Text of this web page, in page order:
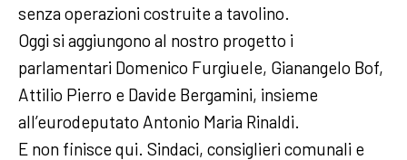
senza operazioni costruite a tavolino.
Oggi si aggiungono al nostro progetto i
parlamentari Domenico Furgiuele, Gianangelo Bof,
Attilio Pierro e Davide Bergamini, insieme
all’eurodeputato Antonio Maria Rinaldi.
E non finisce qui. Sindaci, consiglieri comunali e